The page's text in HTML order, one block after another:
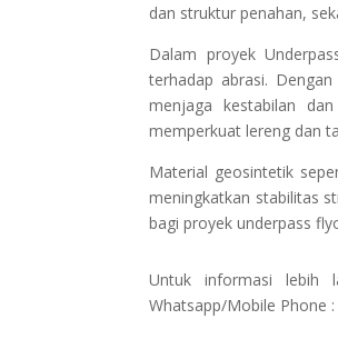
dan struktur penahan,
Dalam proyek
terhadap abrasi.
menjaga kestabilan
memperkuat lereng dan
Material geosintetik
meningkatkan stabilitas
bagi proyek underpass
Untuk informasi lebih
Whatsapp/Mobile Phone :